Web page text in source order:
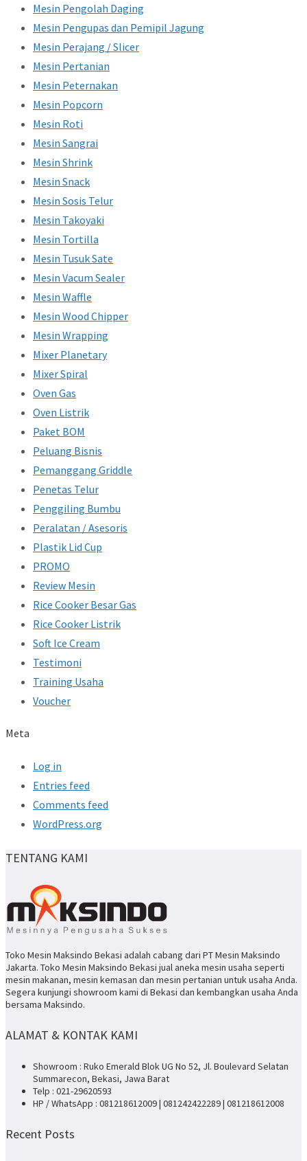
Mesin Pengolah Daging
Mesin Pengupas dan Pemipil Jagung
Mesin Perajang / Slicer
Mesin Pertanian
Mesin Peternakan
Mesin Popcorn
Mesin Roti
Mesin Sangrai
Mesin Shrink
Mesin Snack
Mesin Sosis Telur
Mesin Takoyaki
Mesin Tortilla
Mesin Tusuk Sate
Mesin Vacum Sealer
Mesin Waffle
Mesin Wood Chipper
Mesin Wrapping
Mixer Planetary
Mixer Spiral
Oven Gas
Oven Listrik
Paket BOM
Peluang Bisnis
Pemanggang Griddle
Penetas Telur
Penggiling Bumbu
Peralatan / Asesoris
Plastik Lid Cup
PROMO
Review Mesin
Rice Cooker Besar Gas
Rice Cooker Listrik
Soft Ice Cream
Testimoni
Training Usaha
Voucher
Meta
Log in
Entries feed
Comments feed
WordPress.org
TENTANG KAMI
Toko Mesin Maksindo Bekasi adalah cabang dari PT Mesin Maksindo
Jakarta. Toko Mesin Maksindo Bekasi jual aneka mesin usaha seperti
mesin makanan, mesin kemasan dan mesin pertanian untuk usaha Anda.
Segera kunjungi showroom kami di Bekasi dan kembangkan usaha Anda
bersama Maksindo.
ALAMAT & KONTAK KAMI
Showroom : Ruko Emerald Blok UG No 52, Jl. Boulevard Selatan
Summarecon, Bekasi, Jawa Barat
Telp : 021-29620593
HP / WhatsApp : 081218612009 | 081242422289 | 081218612008
Recent Posts